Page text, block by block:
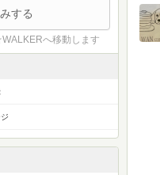
する
へ移動します